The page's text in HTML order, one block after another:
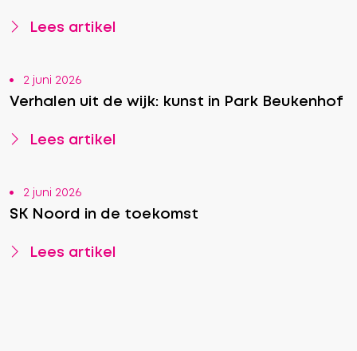
Lees artikel
Verhalen uit de wijk: kunst in Park Beukenhof
2 juni 2026
Lees artikel
SK Noord in de toekomst
2 juni 2026
Lees artikel